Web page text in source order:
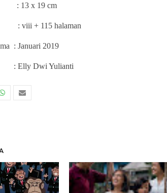
: 13 x 19 cm
: viii + 115 halaman
: Januari 2019
: Elly Dwi Yulianti